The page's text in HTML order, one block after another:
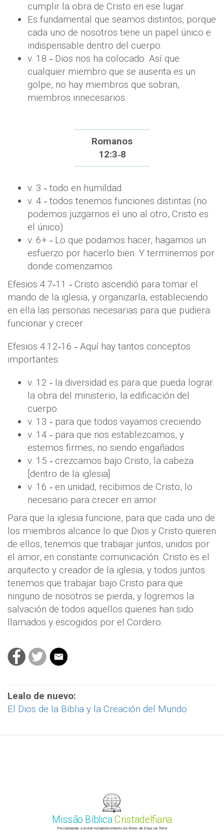
cumplir la obra de Cristo en ese lugar.
Es fundamental que seamos distintos, porque
cada uno de nosotros tiene un papel único e
indispensable dentro del cuerpo.
v. 18 ‐ Dios nos ha colocado. Así que
cualquier miembro que se ausenta es un
golpe, no hay miembros que sobran,
miembros innecesarios.
Romanos
12:3‐8
v. 3 ‐ todo en humildad
v. 4 ‐ todos tenemos funciones distintas (no
podemos juzgarnos el uno al otro, Cristo es
el único)
v. 6+ ‐ Lo que podamos hacer, hagamos un
esfuerzo por hacerlo bien. Y terminemos por
donde comenzamos.
Efesios 4:7‐11 ‐ Cristo ascendió para tomar el
mando de la iglesia, y organizarla, estableciendo
en ella las personas necesarias para que pudiera
funcionar y crecer.
Efesios 4:12‐16 ‐ Aquí hay tantos conceptos
importantes:
v. 12 ‐ la diversidad es para que pueda lograr
la obra del ministerio, la edificación del
cuerpo.
v. 13 ‐ para que todos vayamos creciendo
v. 14 ‐ para que nos establezcamos, y
estemos firmes, no siendo engañados
v. 15 ‐ crezcamos bajo Cristo, la cabeza
[dentro de la iglesia]
v. 16 ‐ en unidad, recibimos de Cristo, lo
necesario para crecer en amor.
Para que la iglesia funcione, para que cada uno de
los miembros alcance lo que Dios y Cristo quieren
de ellos, tenemos que trabajar juntos, unidos por
el amor, en constante comunicación. Cristo es el
arquitecto y creador de la iglesia, y todos juntos
tenemos que trabajar bajo Cristo para que
ninguno de nosotros se pierda, y logremos la
salvación de todos aquellos quienes han sido
llamados y escogidos por el Cordero.
Lealo de nuevo:
El Dios de la Biblia y la Creación del Mundo
Missão BíblicaCristadelfiana
Proclamando o breve estabelecimento do Reino de Deus na Terra